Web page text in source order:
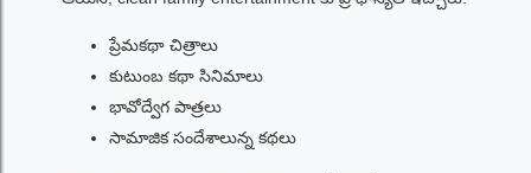
ప్రేమకథా చిత్రాలు
కుటుంబ కథా సినిమాలు
భావోద్వేగ పాత్రలు
సామాజిక సందేశాలున్న కథలు